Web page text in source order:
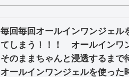
毎回毎回オールインワンジェル
てしまう！！！ オールインワ
そのままちゃんと浸透するま
オールインワンジェルを使った